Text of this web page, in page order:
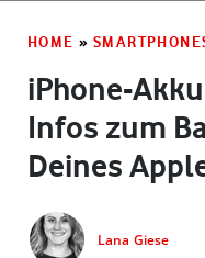
HOME »
iPhone-
Infos zum
Deines
Lana Giese